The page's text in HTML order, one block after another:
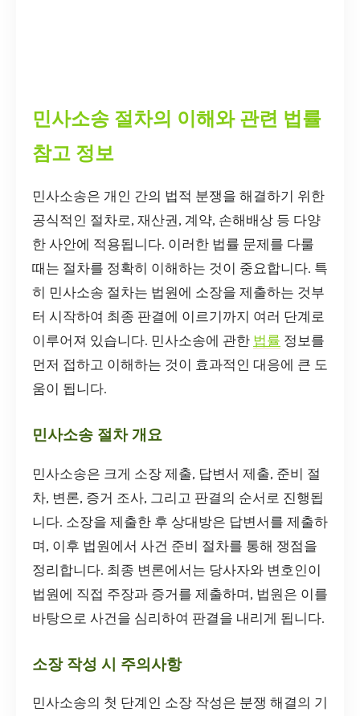
민사소송 절차의 이해와 관련 법률
참고 정보
민사소송은 개인 간의 법적 분쟁을 해결하기 위한
공식적인 절차로, 재산권, 계약, 손해배상 등 다양
한 사안에 적용됩니다. 이러한 법률 문제를 다룰
때는 절차를 정확히 이해하는 것이 중요합니다. 특
히 민사소송 절차는 법원에 소장을 제출하는 것부
터 시작하여 최종 판결에 이르기까지 여러 단계로
이루어져 있습니다. 민사소송에 관한 법률 정보를
먼저 접하고 이해하는 것이 효과적인 대응에 큰 도
움이 됩니다.
민사소송 절차 개요
민사소송은 크게 소장 제출, 답변서 제출, 준비 절
차, 변론, 증거 조사, 그리고 판결의 순서로 진행됩
니다. 소장을 제출한 후 상대방은 답변서를 제출하
며, 이후 법원에서 사건 준비 절차를 통해 쟁점을
정리합니다. 최종 변론에서는 당사자와 변호인이
법원에 직접 주장과 증거를 제출하며, 법원은 이를
바탕으로 사건을 심리하여 판결을 내리게 됩니다.
소장 작성 시 주의사항
민사소송의 첫 단계인 소장 작성은 분쟁 해결의 기